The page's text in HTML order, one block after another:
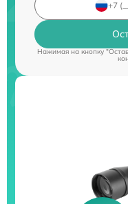
Нажимая на кнопку